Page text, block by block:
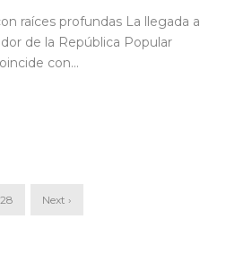
raíces profundas La llegada a
de la República Popular
con...
28 Next ›